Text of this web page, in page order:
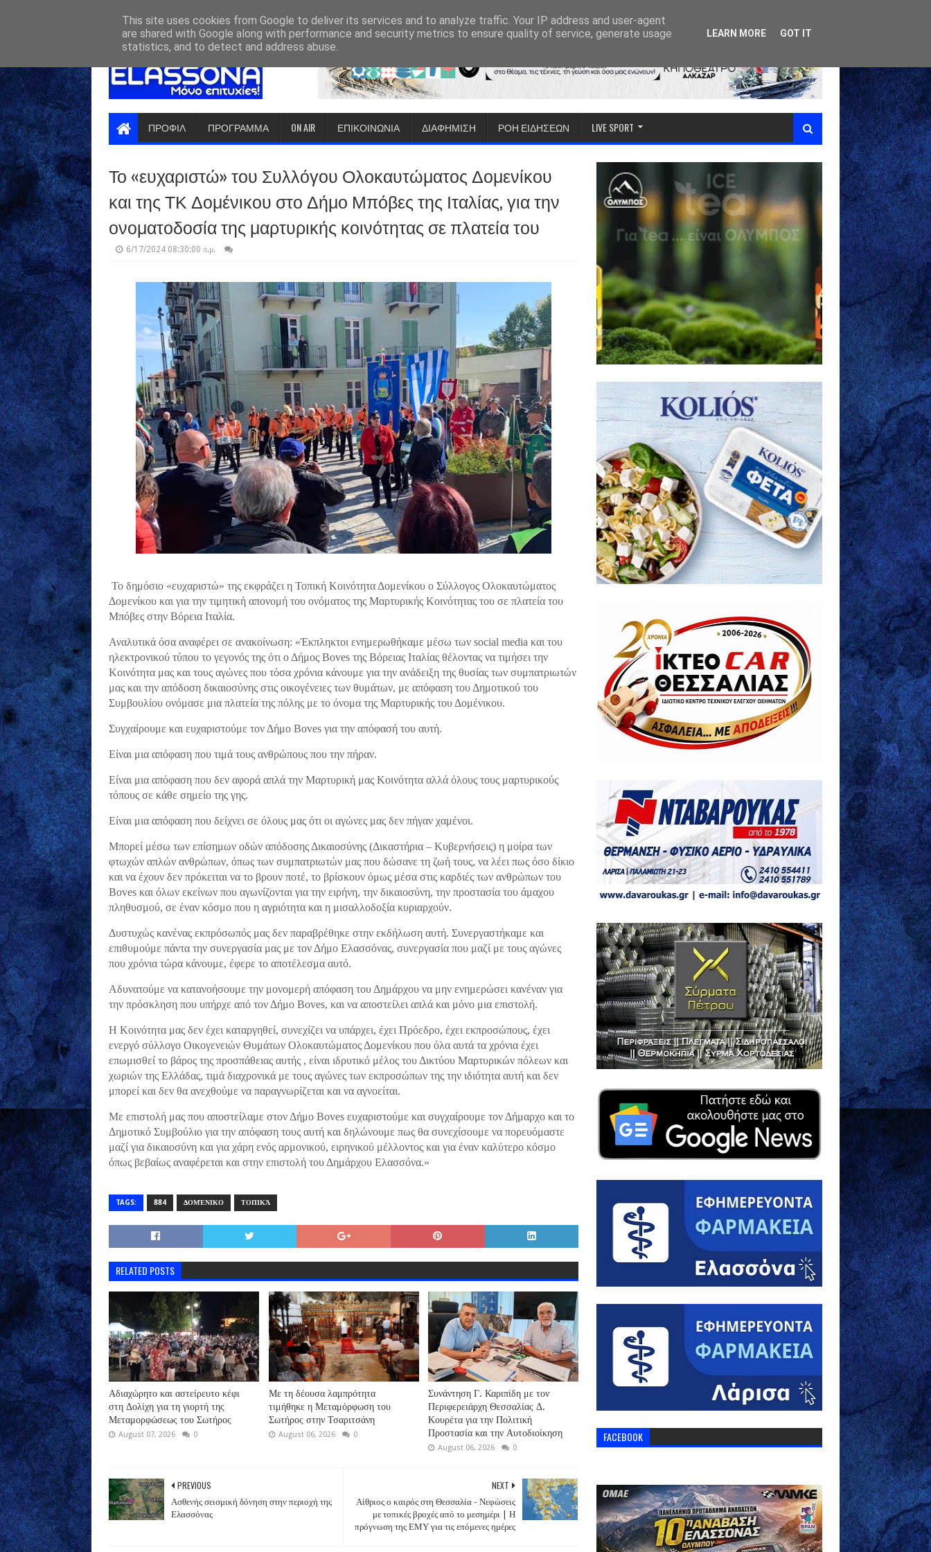
ΠΡΟΦΙΛ ΠΡΟΓΡΑΜΜΑ ON AIR ΕΠΙΚΟΙΝΩΝΙΑ ΔΙΑΦΗΜΙΣΗ ΡΟΗ ΕΙΔΗΣΕΩΝ LIVE SPORT
Το «ευχαριστώ» του Συλλόγου Ολοκαυτώματος Δομενίκου
και της ΤΚ Δομένικου στο Δήμο Μπόβες της Ιταλίας, για την
ονοματοδοσία της μαρτυρικής κοινότητας σε πλατεία του
6/17/2024 08:30:00 π.μ.
Το δημόσιο «ευχαριστώ» της εκφράζει η Τοπική Κοινότητα Δομενίκου ο Σύλλογος Ολοκαυτώματος
Δομενίκου και για την τιμητική απονομή του ονόματος της Μαρτυρικής Κοινότητας του σε πλατεία του
Μπόβες στην Βόρεια Ιταλία.
Αναλυτικά όσα αναφέρει σε ανακοίνωση: «Έκπληκτοι ενημερωθήκαμε μέσω των social media και του
ηλεκτρονικού τύπου το γεγονός της ότι ο Δήμος Boves της Βόρειας Ιταλίας θέλοντας να τιμήσει την
Κοινότητα μας και τους αγώνες που τόσα χρόνια κάνουμε για την ανάδειξη της θυσίας των συμπατριωτών
μας και την απόδοση δικαιοσύνης στις οικογένειες των θυμάτων, με απόφαση του Δημοτικού του
Συμβουλίου ονόμασε μια πλατεία της πόλης με το όνομα της Μαρτυρικής του Δομένικου.
Συγχαίρουμε και ευχαριστούμε τον Δήμο Boves για την απόφασή του αυτή.
Είναι μια απόφαση που τιμά τους ανθρώπους που την πήραν.
Είναι μια απόφαση που δεν αφορά απλά την Μαρτυρική μας Κοινότητα αλλά όλους τους μαρτυρικούς
τόπους σε κάθε σημείο της γης.
Είναι μια απόφαση που δείχνει σε όλους μας ότι οι αγώνες μας δεν πήγαν χαμένοι.
Μπορεί μέσω των επίσημων οδών απόδοσης Δικαιοσύνης (Δικαστήρια – Κυβερνήσεις) η μοίρα των
φτωχών απλών ανθρώπων, όπως των συμπατριωτών μας που δώσανε τη ζωή τους, να λέει πως όσο δίκιο
και να έχουν δεν πρόκειται να το βρουν ποτέ, το βρίσκουν όμως μέσα στις καρδιές των ανθρώπων του
Boves και όλων εκείνων που αγωνίζονται για την ειρήνη, την δικαιοσύνη, την προστασία του άμαχου
πληθυσμού, σε έναν κόσμο που η αγριότητα και η μισαλλοδοξία κυριαρχούν.
Δυστυχώς κανένας εκπρόσωπός μας δεν παραβρέθηκε στην εκδήλωση αυτή. Συνεργαστήκαμε και
επιθυμούμε πάντα την συνεργασία μας με τον Δήμο Ελασσόνας, συνεργασία που μαζί με τους αγώνες
που χρόνια τώρα κάνουμε, έφερε το αποτέλεσμα αυτό.
Αδυνατούμε να κατανοήσουμε την μονομερή απόφαση του Δημάρχου να μην ενημερώσει κανέναν για
την πρόσκληση που υπήρχε από τον Δήμο Boves, και να αποστείλει απλά και μόνο μια επιστολή.
Η Κοινότητα μας δεν έχει καταργηθεί, συνεχίζει να υπάρχει, έχει Πρόεδρο, έχει εκπροσώπους, έχει
ενεργό σύλλογο Οικογενειών Θυμάτων Ολοκαυτώματος Δομενίκου που όλα αυτά τα χρόνια έχει
επωμισθεί το βάρος της προσπάθειας αυτής , είναι ιδρυτικό μέλος του Δικτύου Μαρτυρικών πόλεων και
χωριών της Ελλάδας, τιμά διαχρονικά με τους αγώνες των εκπροσώπων της την ιδιότητα αυτή και δεν
μπορεί και δεν θα ανεχθούμε να παραγνωρίζεται και να αγνοείται.
Με επιστολή μας που αποστείλαμε στον Δήμο Boves ευχαριστούμε και συγχαίρουμε τον Δήμαρχο και το
Δημοτικό Συμβούλιο για την απόφαση τους αυτή και δηλώνουμε πως θα συνεχίσουμε να πορευόμαστε
μαζί για δικαιοσύνη και για χάρη ενός αρμονικού, ειρηνικού μέλλοντος και για έναν καλύτερο κόσμο
όπως βεβαίως αναφέρεται και στην επιστολή του Δημάρχου Ελασσόνα.»
TAGS: 884 ΔΟΜΈΝΙΚΟ ΤΟΠΙΚΆ
RELATED POSTS
Αδιαχώρητο και αστείρευτο κέφι
στη Δολίχη για τη γιορτή της
Μεταμορφώσεως του Σωτήρος
August 07, 2026 0
Με τη δέουσα λαμπρότητα
τιμήθηκε η Μεταμόρφωση του
Σωτήρος στην Τσαριτσάνη
August 06, 2026 0
Συνάντηση Γ. Καριπίδη με τον
Περιφερειάρχη Θεσσαλίας Δ.
Κουρέτα για την Πολιτική
Προστασία και την Αυτοδιοίκηση
August 06, 2026 0
NEXT
Αίθριος ο καιρός στη Θεσσαλία - Νεφώσεις
με τοπικές βροχές από το μεσημέρι | Η
πρόγνωση της ΕΜΥ για τις επόμενες ημέρες
PREVIOUS
Ασθενής σεισμική δόνηση στην περιοχή της
Ελασσόνας
FACEBOOK
This site uses cookies from Google to deliver its services and to analyze traffic. Your IP address and user-agent
are shared with Google along with performance and security metrics to ensure quality of service, generate usage
statistics, and to detect and address abuse.
LEARN MORE GOT IT